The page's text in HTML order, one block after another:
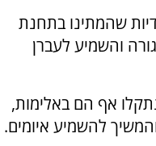
שהמתינו בתחנת
והשמיע לעברן
אף הם באלימות,
להשמיע איומים.